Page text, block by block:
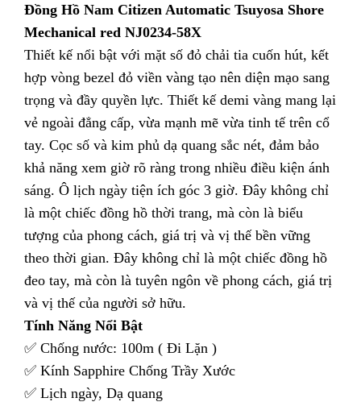
Đồng Hồ Nam Citizen Automatic Tsuyosa Shore
Mechanical red NJ0234-58X
Thiết kế nổi bật với mặt số đỏ chải tia cuốn hút, kết
hợp vòng bezel đỏ viền vàng tạo nên diện mạo sang
trọng và đầy quyền lực. Thiết kế demi vàng mang lại
vẻ ngoài đẳng cấp, vừa mạnh mẽ vừa tinh tế trên cổ
tay. Cọc số và kim phủ dạ quang sắc nét, đảm bảo
khả năng xem giờ rõ ràng trong nhiều điều kiện ánh
sáng. Ô lịch ngày tiện ích góc 3 giờ. Đây không chỉ
là một chiếc đồng hồ thời trang, mà còn là biểu
tượng của phong cách, giá trị và vị thế bền vững
theo thời gian. Đây không chỉ là một chiếc đồng hồ
đeo tay, mà còn là tuyên ngôn về phong cách, giá trị
và vị thế của người sở hữu.
Tính Năng Nổi Bật
✅ Chống nước: 100m ( Đi Lặn )
✅ Kính Sapphire Chống Trầy Xước
✅ Lịch ngày, Dạ quang